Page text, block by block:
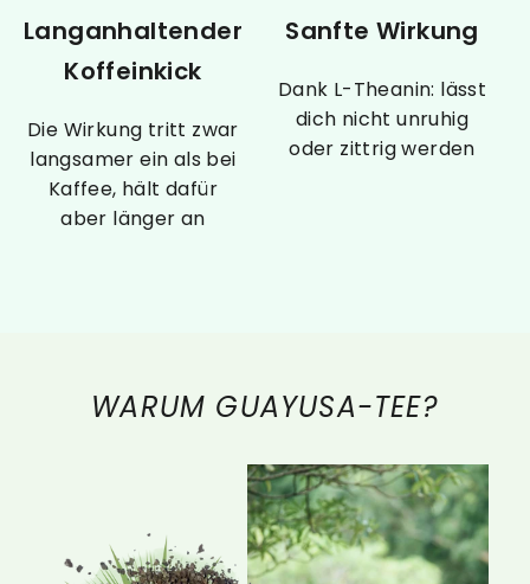
Langanhaltender
Koffeinkick
Die Wirkung tritt zwar
langsamer ein als bei
Kaffee, hält dafür
aber länger an
Sanfte Wirkung
Dank L-Theanin: lässt
dich nicht unruhig
oder zittrig werden
WARUM GUAYUSA-TEE?